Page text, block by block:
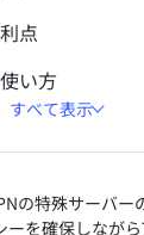
点
い方
すべて表示
の特殊サーバー
ーを確保しなが